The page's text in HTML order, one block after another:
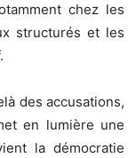
chez les
structurés et les
des accusations,
en lumière une
la démocratie